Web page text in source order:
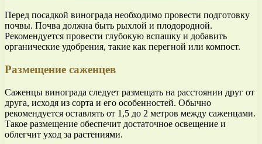
Перед посадкой винограда необходимо провести подготовку
почвы. Почва должна быть рыхлой и плодородной.
Рекомендуется провести глубокую вспашку и добавить
органические удобрения, такие как перегной или компост.
Размещение саженцев
Саженцы винограда следует размещать на расстоянии друг от
друга, исходя из сорта и его особенностей. Обычно
рекомендуется оставлять от 1,5 до 2 метров между саженцами.
Такое размещение обеспечит достаточное освещение и
облегчит уход за растениями.